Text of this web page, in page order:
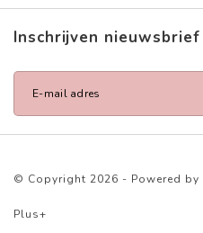
Inschrijven nieuwsbrief
© Copyright 2026 - Powered by
Plus+